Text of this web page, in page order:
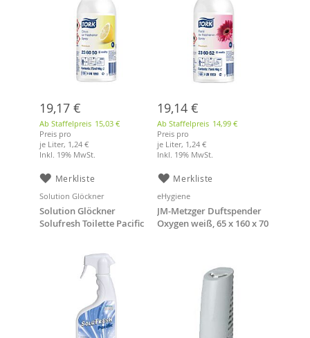
19,17 €
Ab Staffelpreis 15,03 €
Preis pro
je Liter, 1,24 €
Inkl. 19% MwSt.
Merkliste
19,14 €
Ab Staffelpreis 14,99 €
Preis pro
je Liter, 1,24 €
Inkl. 19% MwSt.
Merkliste
Solution Glöckner
Solution Glöckner
Solufresh Toilette Pacific
eHygiene
JM-Metzger Duftspender
Oxygen weiß, 65 x 160 x 70